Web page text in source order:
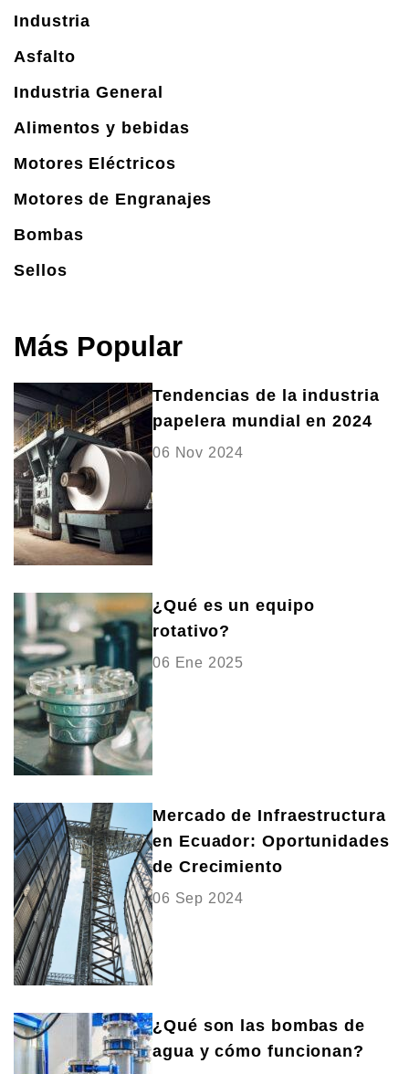
Industria
Asfalto
Industria General
Alimentos y bebidas
Motores Eléctricos
Motores de Engranajes
Bombas
Sellos
Más Popular
Tendencias de la industria
papelera mundial en 2024
06 Nov 2024
¿Qué es un equipo
rotativo?
06 Ene 2025
Mercado de Infraestructura
en Ecuador: Oportunidades
de Crecimiento
06 Sep 2024
¿Qué son las bombas de
agua y cómo funcionan?